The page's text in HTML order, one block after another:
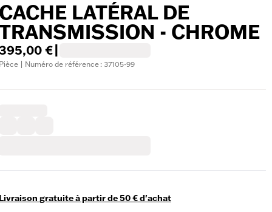
CACHE LATÉRAL DE
- CHROME
€
Pièce | Numéro de référence : 37105-99
Livraison gratuite à partir de 50 € d'achat